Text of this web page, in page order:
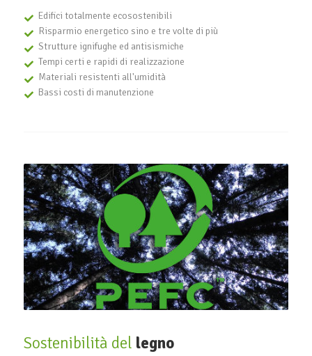
Edifici totalmente ecosostenibili
Risparmio energetico sino e tre volte di più
Strutture ignifughe ed antisismiche
Tempi certi e rapidi di realizzazione
Materiali resistenti all'umidità
Bassi costi di manutenzione
Sostenibilità del legno